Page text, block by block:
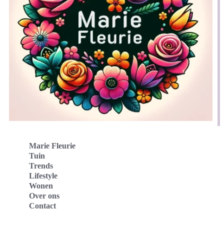
Marie Fleurie
Tuin
Trends
Lifestyle
Wonen
Over ons
Contact